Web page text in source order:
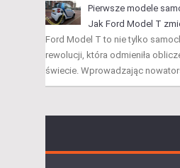
Pierwsze modele
Jak Ford Model T
Ford Model T to nie tylko
rewolucji, która odmieniła
świecie. Wprowadzając